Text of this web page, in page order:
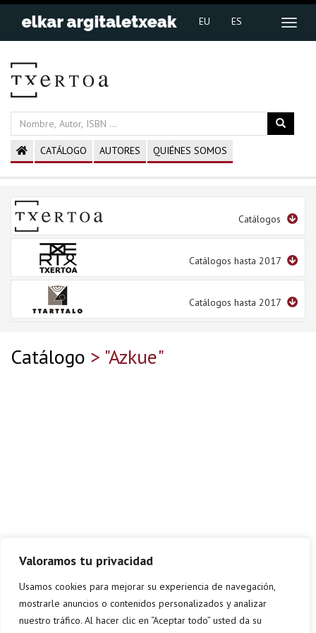
Valoramos tu privacidad
Usamos cookies para mejorar su experiencia de navegación,
mostrarle anuncios o contenidos personalizados y analizar
nuestro tráfico. Al hacer clic en “Aceptar todo” usted da su
EU ES
CATÁLOGO AUTORES QUIÉNES SOMOS
Catálogos
Catálogos hasta 2017
Catálogos hasta 2017
Catálogo > "Azkue"